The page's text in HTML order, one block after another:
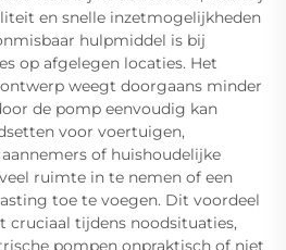
en snelle inzetmogelijkheden
hulpmiddel is bij
op afgelegen locaties. Het
weegt doorgaans minder
de pomp eenvoudig kan
voor voertuigen,
of huishoudelijke
ruimte in te nemen of een
toe te voegen. Dit voordeel
cruciaal tijdens noodsituaties,
pompen onpraktisch of niet